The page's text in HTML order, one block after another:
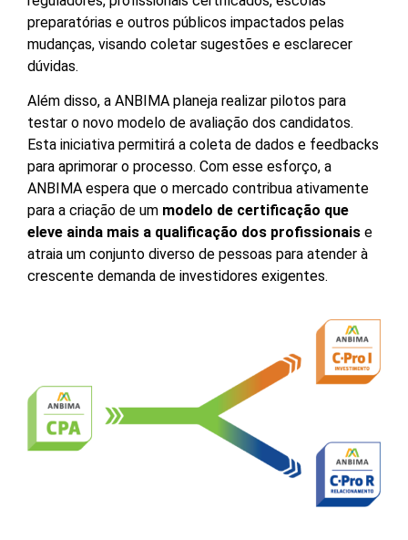
preparatórias e outros públicos impactados pelas
mudanças, visando coletar sugestões e esclarecer
dúvidas.
Além disso, a ANBIMA planeja realizar pilotos para
testar o novo modelo de avaliação dos candidatos.
Esta iniciativa permitirá a coleta de dados e feedbacks
para aprimorar o processo. Com esse esforço, a
ANBIMA espera que o mercado contribua ativamente
para a criação de um modelo de certificação que
eleve ainda mais a qualificação dos profissionais e
atraia um conjunto diverso de pessoas para atender à
crescente demanda de investidores exigentes.